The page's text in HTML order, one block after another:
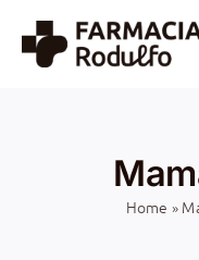
contenido
Home »